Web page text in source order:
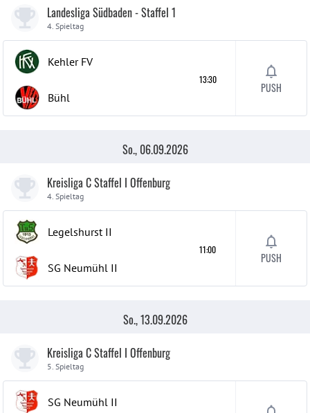
Landesliga Südbaden - Staffel 1
4. Spieltag
Kehler FV
Bühl
13:30
PUSH
So., 06.09.2026
Kreisliga C Staffel I Offenburg
4. Spieltag
Legelshurst II
SG Neumühl II
11:00
PUSH
So., 13.09.2026
Kreisliga C Staffel I Offenburg
5. Spieltag
SG Neumühl II